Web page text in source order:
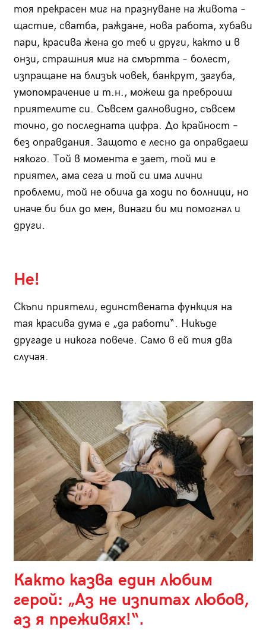
тоя прекрасен миг на празнуване на живота –
щастие, сватба, раждане, нова работа, хубави
пари, красива жена до теб и други, както и в
онзи, страшния миг на смъртта – болест,
изпращане на близък човек, банкрут, загуба,
умопомрачение и т.н., можеш да преброиш
приятелите си. Съвсем далновидно, съвсем
точно, до последната цифра. До крайност –
без оправдания. Защото е лесно да оправдаеш
някого. Той в момента е зает, той ми е
приятел, ама сега и той си има лични
проблеми, той не обича да ходи по болници, но
иначе би бил до мен, винаги би ми помогнал и
други.
Не!
Скъпи приятели, единствената функция на
тая красива дума е „да работи“. Никъде
другаде и никога повече. Само в ей тия два
случая.
Както казва един любим
герой: „Аз не изпитах любов,
аз я преживях!“.